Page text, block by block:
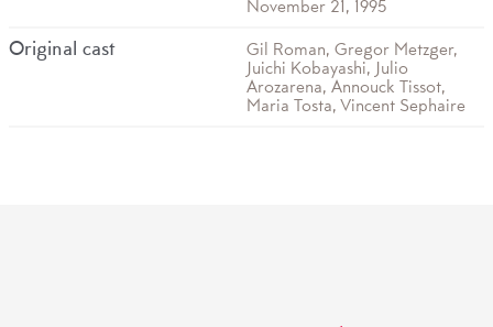
November 21, 1995
Original cast
Gil Roman, Gregor Metzger,
Juichi Kobayashi, Julio
Arozarena, Annouck Tissot,
Maria Tosta, Vincent Sephaire